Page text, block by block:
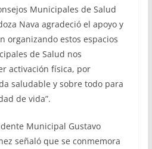
Municipales de Salud
Nava agradeció el apoyo y
organizando estos espacios
de Salud nos
activación física, por
saludable y sobre todo para
de vida”.
Municipal Gustavo
señaló que se conmemora